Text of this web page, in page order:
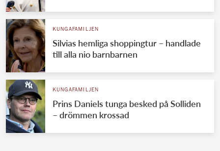
KUNGAFAMILJEN
Silvias hemliga shoppingtur – handlade
till alla nio barnbarnen
KUNGAFAMILJEN
Prins Daniels tunga besked på Solliden
– drömmen krossad